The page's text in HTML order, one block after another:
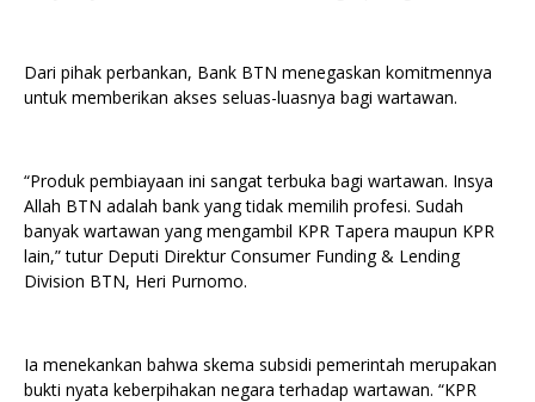
Dari pihak perbankan, Bank BTN menegaskan komitmennya
untuk memberikan akses seluas-luasnya bagi wartawan.
“Produk pembiayaan ini sangat terbuka bagi wartawan. Insya
Allah BTN adalah bank yang tidak memilih profesi. Sudah
banyak wartawan yang mengambil KPR Tapera maupun KPR
lain,” tutur Deputi Direktur Consumer Funding & Lending
Division BTN, Heri Purnomo.
Ia menekankan bahwa skema subsidi pemerintah merupakan
bukti nyata keberpihakan negara terhadap wartawan. “KPR